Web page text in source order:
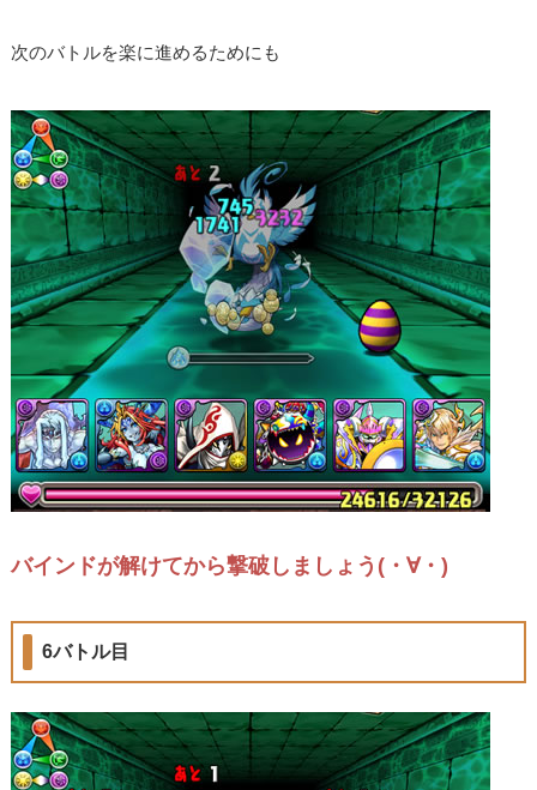
次のバトルを楽に進めるためにも
バインドが解けてから撃破しましょう(・∀・)
6バトル目